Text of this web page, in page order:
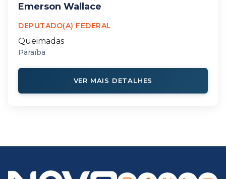
Emerson Wallace
DEPUTADO(A) FEDERAL
Queimadas
Paraíba
VER MAIS DETALHES